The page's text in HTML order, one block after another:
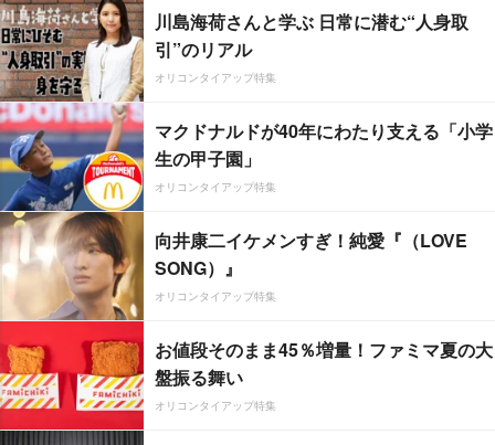
川島海荷さんと学ぶ 日常に潜む“人身取
引”のリアル
オリコンタイアップ特集
マクドナルドが40年にわたり支える「小学
生の甲子園」
オリコンタイアップ特集
向井康二イケメンすぎ！純愛『（LOVE
SONG）』
オリコンタイアップ特集
お値段そのまま45％増量！ファミマ夏の大
盤振る舞い
オリコンタイアップ特集